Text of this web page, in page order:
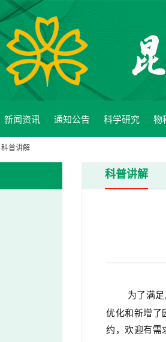
新闻资讯 通知公告 科学研究 物
科普讲解
科普讲解
为了满足广
优化和新增了
约，欢迎有需